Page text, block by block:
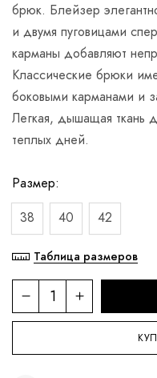
брюк. Блейзер
и двумя пуговицами
карманы добавляют
Классические брюки
боковыми карманами и
Легкая, дышащая ткань
теплых дней.
Размер
38
40 42
Таблица размеров